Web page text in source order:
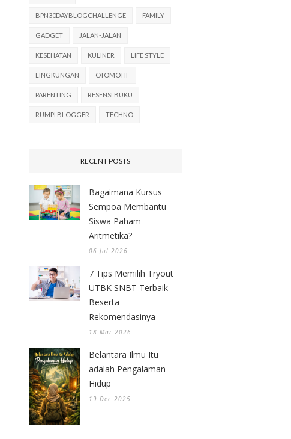
BPN30DAYBLOGCHALLENGE FAMILY
GADGET JALAN-JALAN
KESEHATAN KULINER LIFE STYLE
LINGKUNGAN OTOMOTIF
PARENTING RESENSI BUKU
RUMPI BLOGGER TECHNO
RECENT POSTS
Bagaimana Kursus
Sempoa Membantu
Siswa Paham
Aritmetika?
06 Jul 2026
7 Tips Memilih Tryout
UTBK SNBT Terbaik
Beserta
Rekomendasinya
18 Mar 2026
Belantara Ilmu Itu
adalah Pengalaman
Hidup
19 Dec 2025